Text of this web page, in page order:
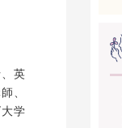
英
、
学